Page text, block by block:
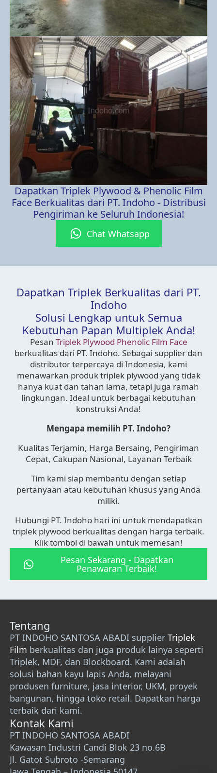
Dapatkan Triplek Plywood & Phenolic Film
Face Berkualitas dari PT. Indoho - Distribusi
Pengiriman ke Seluruh Indonesia!
Chat Whatsapp
Dapatkan Triplek Berkualitas dari PT.
Indoho
Solusi Lengkap untuk Semua
Kebutuhan Papan Multiplek Anda!
Pesan Triplek Plywood Phenolic Film Face
berkualitas dari PT. Indoho. Sebagai supplier dan
distributor terpercaya di Indonesia, kami
menawarkan produk triplek plywood yang tidak
hanya kuat dan tahan lama, tetapi juga ramah
lingkungan. Ideal untuk berbagai kebutuhan
konstruksi Anda!
Mengapa memilih PT. Indoho?
Kualitas Terjamin, Harga Bersaing, Pengiriman
Cepat, Cakupan Nasional, Layanan Terbaik
Tim kami siap membantu dengan setiap
pertanyaan atau kebutuhan khusus yang Anda
miliki.
Hubungi PT. Indoho hari ini untuk mendapatkan
triplek plywood berkualitas dengan harga terbaik.
Klik tombol di bawah untuk memesan!
Pesan Sekarang - Dapatkan
Penawaran Terbaik!
Tentang
PT INDOHO SANTOSA ABADI supplier Triplek
Film berkualitas dan juga produk lainya seperti
Triplek, MDF, dan Blockboard. Kami adalah
solusi bahan kayu lapis Anda, melayani
produsen furniture, jasa interior, UKM, proyek
bangunan, hingga toko retail. Dapatkan harga
terbaik dari kami.
Kontak Kami
PT INDOHO SANTOSA ABADI
Kawasan Industri Candi Blok 23 no.6B
Jl. Gatot Subroto -Semarang